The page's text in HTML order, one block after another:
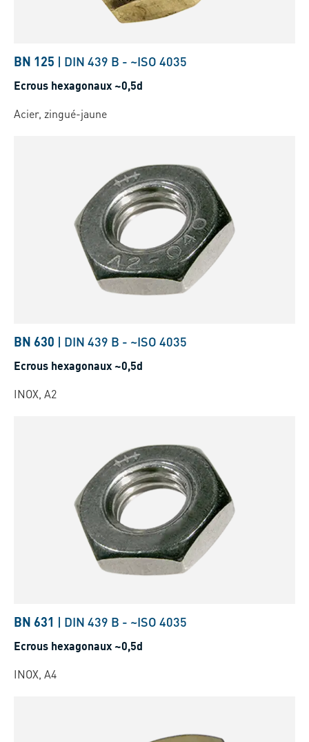
BN 125 | DIN 439 B - ~ISO 4035
Ecrous hexagonaux ~0,5d
Acier, zingué-jaune
BN 630 | DIN 439 B - ~ISO 4035
Ecrous hexagonaux ~0,5d
INOX, A2
BN 631 | DIN 439 B - ~ISO 4035
Ecrous hexagonaux ~0,5d
INOX, A4